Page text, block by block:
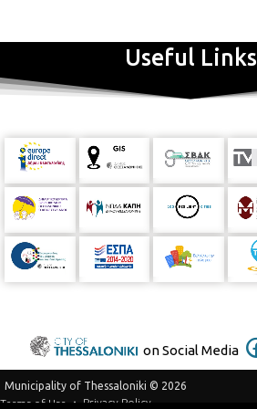
Useful Links
on Social Media
Municipality of Thessaloniki © 2026
Terms of Use
Privacy Policy